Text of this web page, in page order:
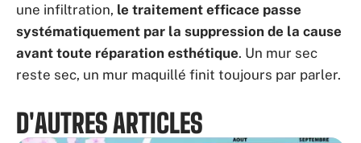
une infiltration, le traitement efficace passe
systématiquement par la suppression de la cause
avant toute réparation esthétique. Un mur sec
reste sec, un mur maquillé finit toujours par parler.
D'AUTRES ARTICLES